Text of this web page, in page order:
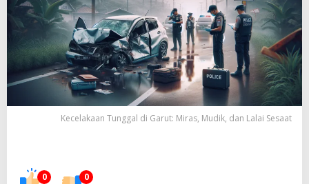
Kecelakaan Tunggal di Garut: Miras, Mudik, dan Lalai Sesaat
0 0